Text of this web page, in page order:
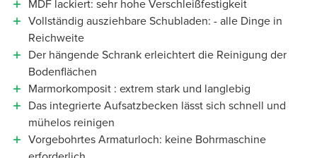
MDF lackiert: sehr hohe Verschleißfestigkeit
Vollständig ausziehbare Schubladen: - alle Dinge in
Reichweite
Der hängende Schrank erleichtert die Reinigung der
Bodenflächen
Marmorkomposit : extrem stark und langlebig
Das integrierte Aufsatzbecken lässt sich schnell und
mühelos reinigen
Vorgebohrtes Armaturloch: keine Bohrmaschine